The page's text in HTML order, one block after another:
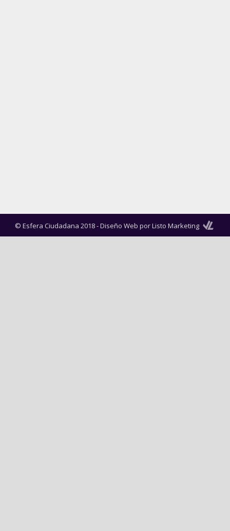
© Esfera Ciudadana 2018 -Diseño Web por Listo Marketing